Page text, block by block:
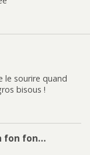
le sourire quand
bisous !
fon fon…